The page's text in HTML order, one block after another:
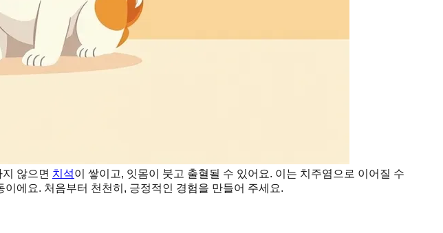
않으면 치석이 쌓이고, 잇몸이 붓고 출혈될 수 있어요. 이는 치주염으로 이어질 수
에요. 처음부터 천천히, 긍정적인 경험을 만들어 주세요.